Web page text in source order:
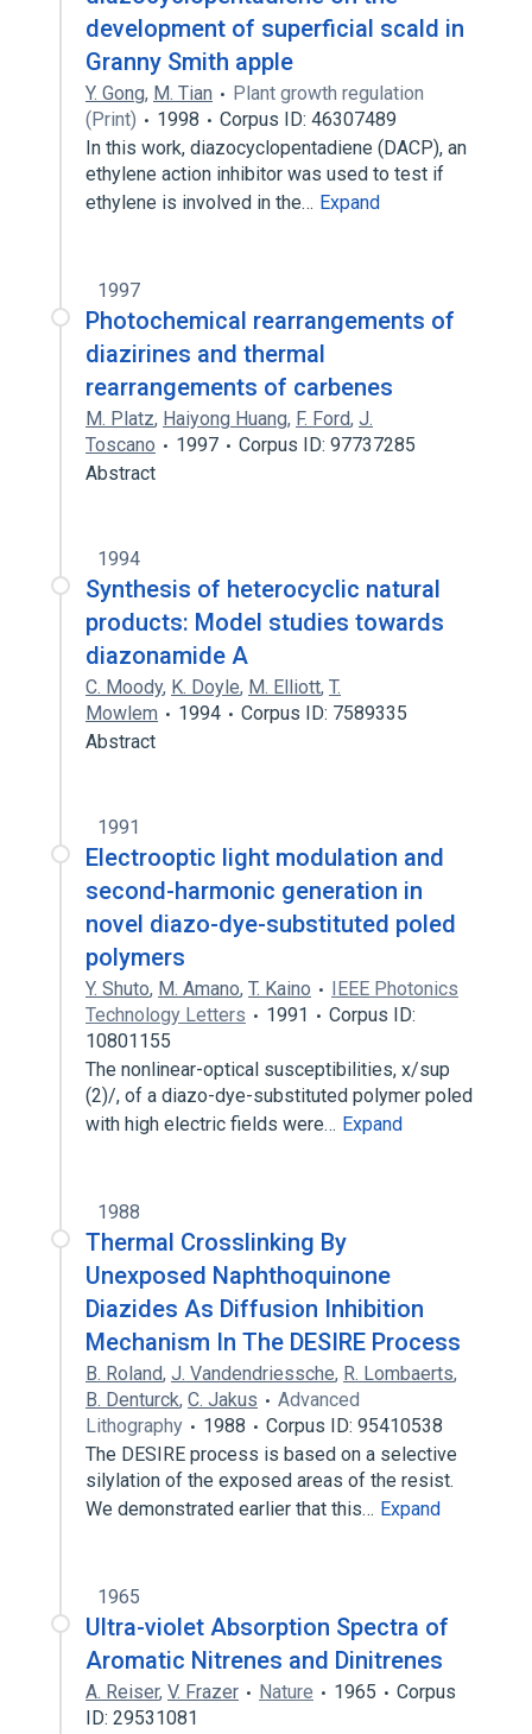
development of superficial scald in
Granny Smith apple
Y. Gong, M. Tian
Plant growth regulation
(Print)
1998
Corpus ID: 46307489
In this work, diazocyclopentadiene (DACP), an
ethylene action inhibitor was used to test if
ethylene is involved in the… Expand
1997
Photochemical rearrangements of
diazirines and thermal
rearrangements of carbenes
M. Platz, Haiyong Huang, F. Ford, J.
Toscano
1997
Corpus ID: 97737285
Abstract
1994
Synthesis of heterocyclic natural
products: Model studies towards
diazonamide A
C. Moody, K. Doyle, M. Elliott, T.
Mowlem
1994
Corpus ID: 7589335
Abstract
1991
Electrooptic light modulation and
second-harmonic generation in
novel diazo-dye-substituted poled
polymers
Y. Shuto, M. Amano, T. Kaino
IEEE Photonics
Technology Letters
1991
Corpus ID:
10801155
The nonlinear-optical susceptibilities, x/sup
(2)/, of a diazo-dye-substituted polymer poled
with high electric fields were… Expand
1988
Thermal Crosslinking By
Unexposed Naphthoquinone
Diazides As Diffusion Inhibition
Mechanism In The DESIRE Process
B. Roland, J. Vandendriessche, R. Lombaerts,
B. Denturck, C. Jakus
Advanced
Lithography
1988
Corpus ID: 95410538
The DESIRE process is based on a selective
silylation of the exposed areas of the resist.
We demonstrated earlier that this… Expand
1965
Ultra-violet Absorption Spectra of
Aromatic Nitrenes and Dinitrenes
A. Reiser, V. Frazer Nature 1965
Corpus
ID: 29531081